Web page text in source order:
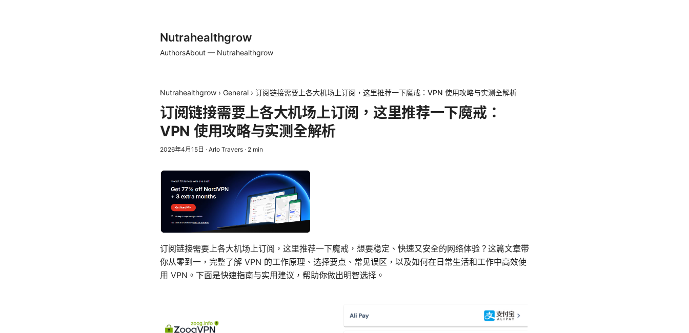
Nutrahealthgrow
AuthorsAbout — Nutrahealthgrow
Nutrahealthgrow › General › 订阅链接需要上各大机场上订阅，这里推荐一下魔戒：VPN 使用攻略与实测全解析
订阅链接需要上各大机场上订阅，这里推荐一下魔戒：
VPN 使用攻略与实测全解析
2026年4月15日 · Arlo Travers · 2 min
订阅链接需要上各大机场上订阅，这里推荐一下魔戒，想要稳定、快速又安全的网络体验？这篇文章带
你从零到一，完整了解 VPN 的工作原理、选择要点、常见误区，以及如何在日常生活和工作中高效使
用 VPN。下面是快速指南与实用建议，帮助你做出明智选择。